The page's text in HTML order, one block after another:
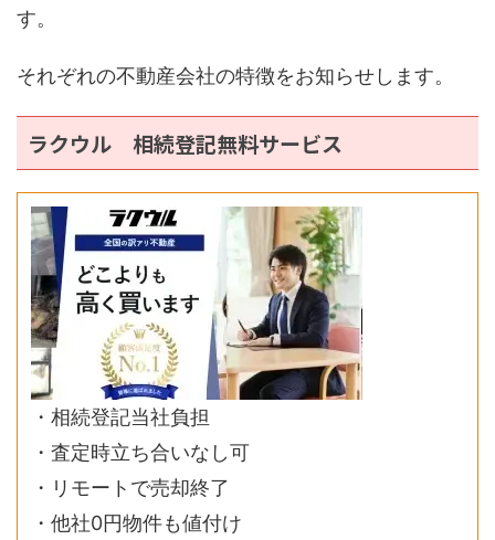
す。
それぞれの不動産会社の特徴をお知らせします。
ラクウル 相続登記無料サービス
・相続登記当社負担
・査定時立ち合いなし可
・リモートで売却終了
・他社0円物件も値付け